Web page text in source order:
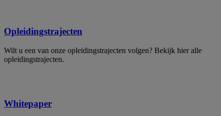
Opleidingstrajecten
Wilt u een van onze opleidingstrajecten volgen? Bekijk hier alle
opleidingstrajecten.
Whitepaper